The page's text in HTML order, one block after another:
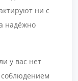
ни с
надёжно
у вас нет